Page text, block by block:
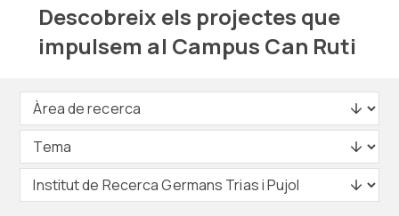
Descobreix els projectes que
impulsem al Campus Can Ruti